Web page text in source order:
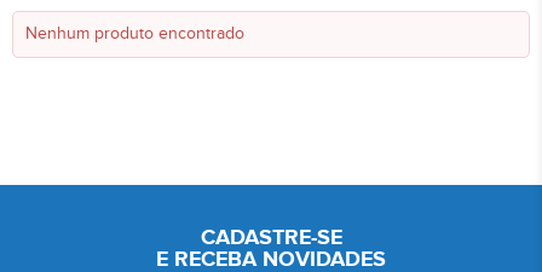
Nenhum produto encontrado
CADASTRE-SE
E RECEBA NOVIDADES